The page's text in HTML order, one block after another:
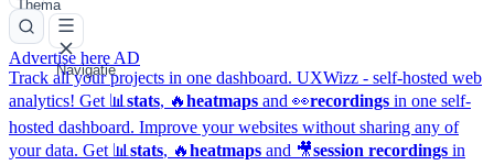
Thema
Navigatie
Advertise here AD
Track all your projects in one dashboard. UXWizz - self-hosted web
analytics! Get 📊 stats, 🔥heatmaps and 👀recordings in one self-
hosted dashboard. Improve your websites without sharing any of
your data. Get 📊 stats, 🔥heatmaps and 🎥session recordings in